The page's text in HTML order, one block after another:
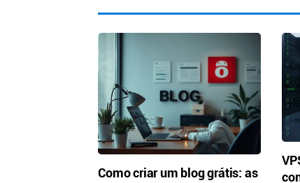
Como criar um blog grátis: as